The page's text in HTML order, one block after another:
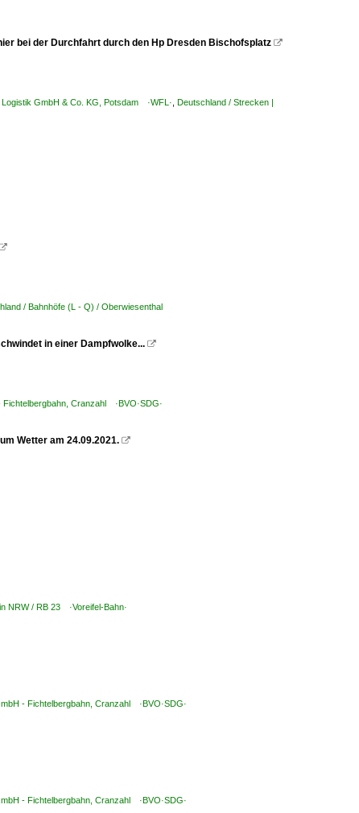
bei der Durchfahrt durch den Hp Dresden Bischofsplatz 
GmbH & Co. KG, Potsdam ·WFL· Deutschland / Strecken |
/ Bahnhöfe (L - Q) / Oberwiesenthal
in einer Dampfwolke... 
Cranzahl ·BVO·SDG·
Wetter am 24.09.2021. 
NRW / RB 23 ·Voreifel-Bahn·
- Fichtelbergbahn, Cranzahl ·BVO·SDG·
- Fichtelbergbahn, Cranzahl ·BVO·SDG·